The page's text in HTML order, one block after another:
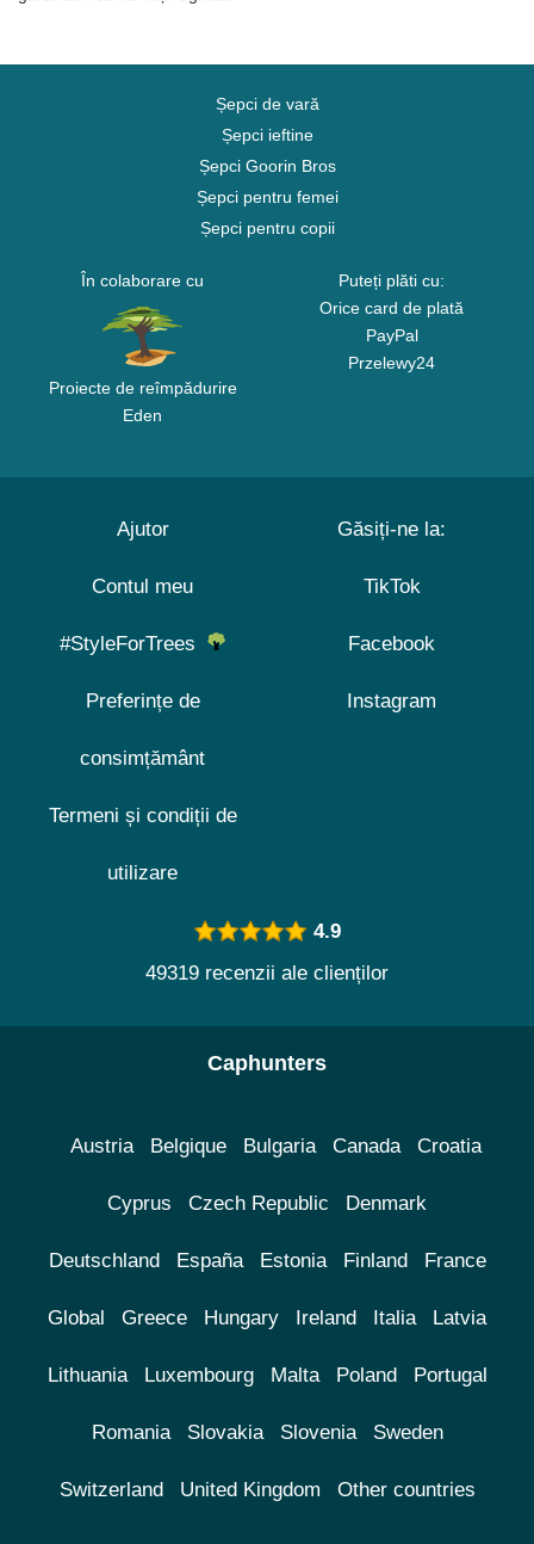
Șepci de vară
Șepci ieftine
Șepci Goorin Bros
Șepci pentru femei
Șepci pentru copii
În colaborare cu
Proiecte de reîmpădurire
Eden
Puteți plăti cu:
Orice card de plată
PayPal
Przelewy24
Ajutor
Contul meu
#StyleForTrees
Preferințe de
consimțământ
Termeni și condiții de
utilizare
Găsiți-ne la:
TikTok
Facebook
Instagram
4.9
49319 recenzii ale clienților
Caphunters
Austria Belgique Bulgaria Canada Croatia
Cyprus Czech Republic Denmark
Deutschland España Estonia Finland France
Global Greece Hungary Ireland Italia Latvia
Lithuania Luxembourg Malta Poland Portugal
Romania Slovakia Slovenia Sweden
Switzerland United Kingdom Other countries